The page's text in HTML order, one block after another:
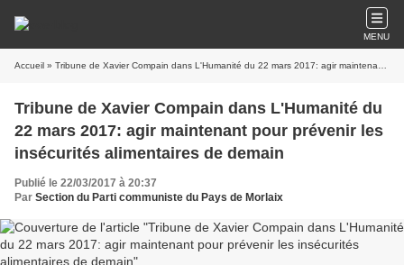
MENU
Accueil » Tribune de Xavier Compain dans L'Humanité du 22 mars 2017: agir maintenant pour prévenir les insécurités alimentaires de demain
Tribune de Xavier Compain dans L'Humanité du
22 mars 2017: agir maintenant pour prévenir les
insécurités alimentaires de demain
Publié le 22/03/2017 à 20:37
Par Section du Parti communiste du Pays de Morlaix